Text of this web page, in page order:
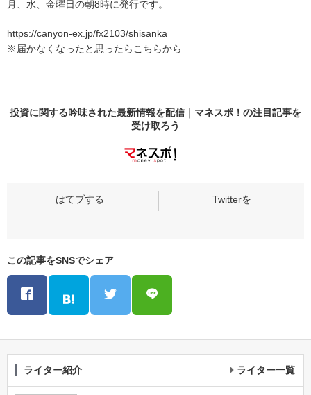
月、水、金曜日の朝8時に発行です。
https://canyon-ex.jp/fx2103/shisanka
※届かなくなったと思ったらこちらから
投資に関する吟味された最新情報を配信｜マネスポ！の注目記事を
受け取ろう
この記事をSNSでシェア
ライター紹介 ライター一覧